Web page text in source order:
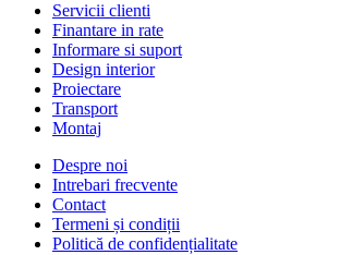
Servicii clienti
Finantare in rate
Informare si suport
Design interior
Proiectare
Transport
Montaj
Despre noi
Intrebari frecvente
Contact
Termeni și condiții
Politică de confidențialitate